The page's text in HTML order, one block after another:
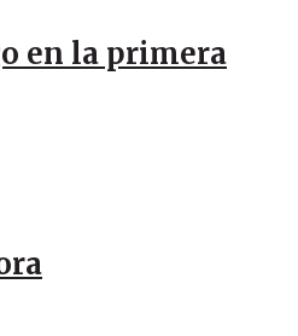
en la primera